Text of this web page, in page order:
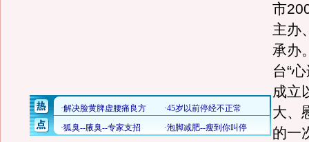
市
主办
承办
台“
成立
大、
的一